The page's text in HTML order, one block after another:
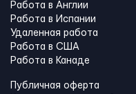
Работа в Англии
Работа в Испании
Удаленная работа
Работа в США
Работа в Канадe
Публичная оферта